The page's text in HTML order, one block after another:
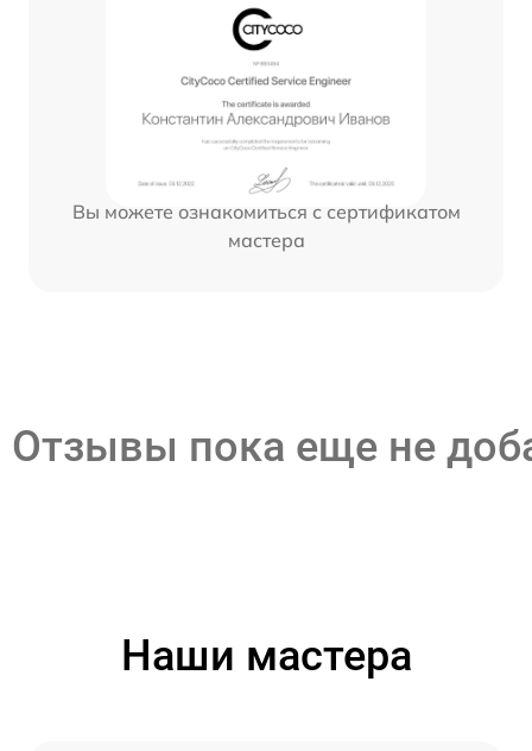
Вы можете ознакомиться с сертификатом
мастера
Отзывы пока еще не
Наши мастера